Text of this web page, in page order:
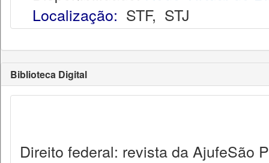
Localização: STF, STJ
Biblioteca Digital
Direito federal: revista da AjufeSão